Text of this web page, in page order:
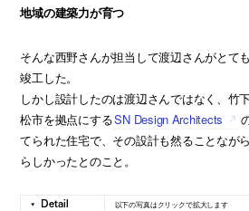
地域の建築力が育つ
そんな西野さんが担当して渡辺さんがとて
竣工した。
しかし設計したのは渡辺さんではなく、竹
松市を拠点にするSN Design Architects
てられた住宅で、その設計も然ることなが
らしかったとのこと。
以下の写真はクリックで拡大します